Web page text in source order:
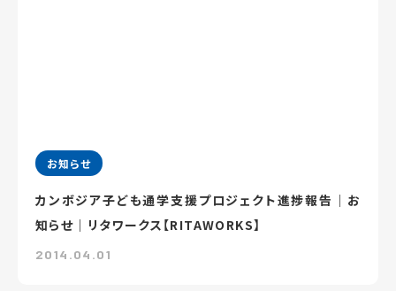
お知らせ
カンボジア子ども通学支援プロジェクト進捗報告｜お
知らせ｜リタワークス【RITAWORKS】
2014.04.01